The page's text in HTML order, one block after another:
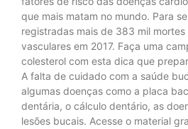
que mais matam no mundo. Para
registradas mais de 383 mil
vasculares em 2017. Faça uma
colesterol com esta dica que
A falta de cuidado com a saúde
algumas doenças como a placa
dentária, o cálculo dentário, as
lesões bucais. Acesse o material